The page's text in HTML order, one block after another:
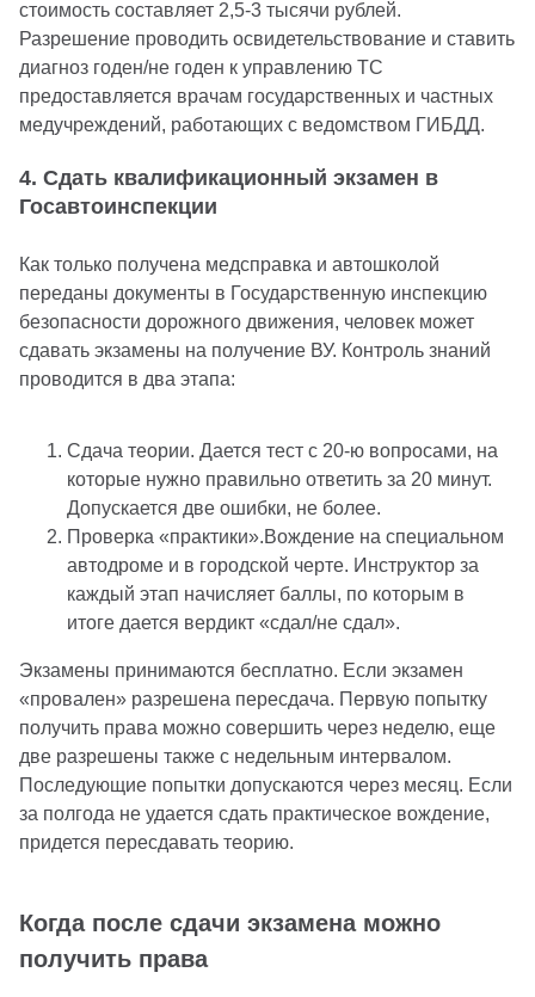
стоимость составляет 2,5-3 тысячи рублей.
Разрешение проводить освидетельствование и ставить
диагноз годен/не годен к управлению ТС
предоставляется врачам государственных и частных
медучреждений, работающих с ведомством ГИБДД.
4. Сдать квалификационный экзамен в
Госавтоинспекции
Как только получена медсправка и автошколой
переданы документы в Государственную инспекцию
безопасности дорожного движения, человек может
сдавать экзамены на получение ВУ. Контроль знаний
проводится в два этапа:
Сдача теории. Дается тест с 20-ю вопросами, на
которые нужно правильно ответить за 20 минут.
Допускается две ошибки, не более.
Проверка «практики».Вождение на специальном
автодроме и в городской черте. Инструктор за
каждый этап начисляет баллы, по которым в
итоге дается вердикт «сдал/не сдал».
Экзамены принимаются бесплатно. Если экзамен
«провален» разрешена пересдача. Первую попытку
получить права можно совершить через неделю, еще
две разрешены также с недельным интервалом.
Последующие попытки допускаются через месяц. Если
за полгода не удается сдать практическое вождение,
придется пересдавать теорию.
Когда после сдачи экзамена можно
получить права